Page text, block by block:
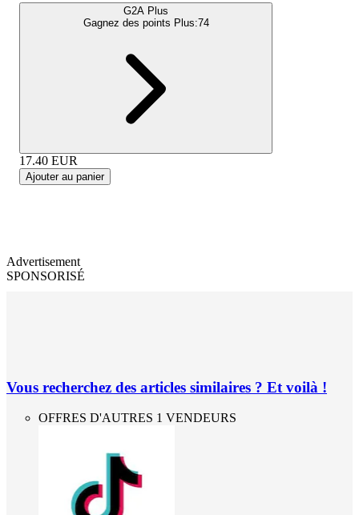
G2A Plus
Gagnez des points Plus:74
17.40 EUR
Ajouter au panier
Advertisement
SPONSORISÉ
Vous recherchez des articles similaires ? Et voilà !
OFFRES D'AUTRES 1 VENDEURS